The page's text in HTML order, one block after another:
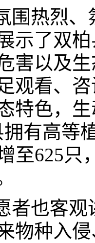
围热烈
示了双
害以及
观看、
特色，
有高等
至625只
者也客
物种入